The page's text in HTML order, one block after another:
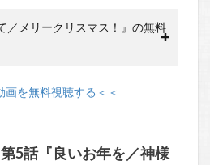
／メリークリスマス！』の無料
画を無料視聴する＜＜
5話『良いお年を／神様